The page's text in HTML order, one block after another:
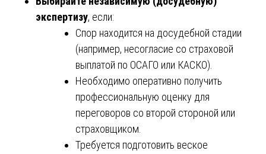
экспертизу, если:
Спор находится на досудебной стадии
(например, несогласие со страховой
выплатой по ОСАГО или КАСКО).
Необходимо оперативно получить
профессиональную оценку для
переговоров со второй стороной или
страховщиком.
Требуется подготовить веское